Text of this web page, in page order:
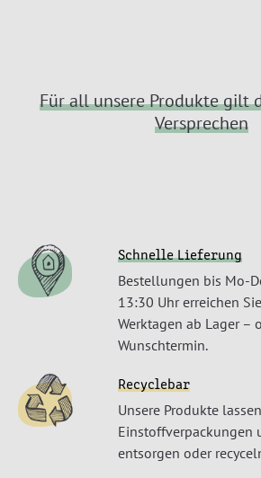
Für all unsere Produkte gilt
Versprechen
Schnelle Lieferung
Bestellungen bis Mo-
13:30 Uhr erreichen
Werktagen ab Lager –
Wunschtermin.
Recyclebar
Unsere Produkte
Einstoffverpackungen
entsorgen oder